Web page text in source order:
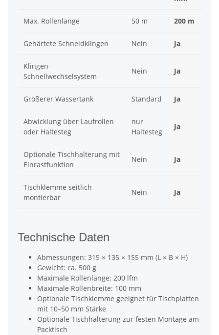
Max. Rollenlänge 50 m 200 m
Gehärtete Schneidklingen Nein Ja
Klingen-
Schnellwechselsystem
Nein Ja
Größerer Wassertank Standard Ja
Abwicklung über Laufrollen
oder Haltesteg
nur
Haltesteg
Ja
Optionale Tischhalterung mit
Einrastfunktion
Nein Ja
Tischklemme seitlich
montierbar
Nein Ja
Technische Daten
Abmessungen: 315 × 135 × 155 mm (L × B × H)
Gewicht: ca. 500 g
Maximale Rollenlänge: 200 lfm
Maximale Rollenbreite: 100 mm
Optionale Tischklemme geeignet für Tischplatten
mit 10–50 mm Stärke
Optionale Tischhalterung zur festen Montage am
Packtisch